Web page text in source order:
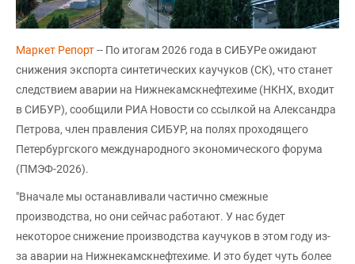
Маркет Репорт-- По итогам 2026 года в СИБУРе ожидают
снижения экспорта синтетических каучуков (СК), что станет
следствием аварии на Нижнекамскнефтехиме (НКНХ, входит
в СИБУР), сообщили РИА Новости со ссылкой на Александра
Петрова, член правления СИБУР, на полях проходящего
Петербургского международного экономического форума
(ПМЭФ-2026).
"Вначале мы останавливали частично смежные
производства, но они сейчас работают. У нас будет
некоторое снижение производства каучуков в этом году из-
за аварии на Нижнекамскнефтехиме. И это будет чуть более